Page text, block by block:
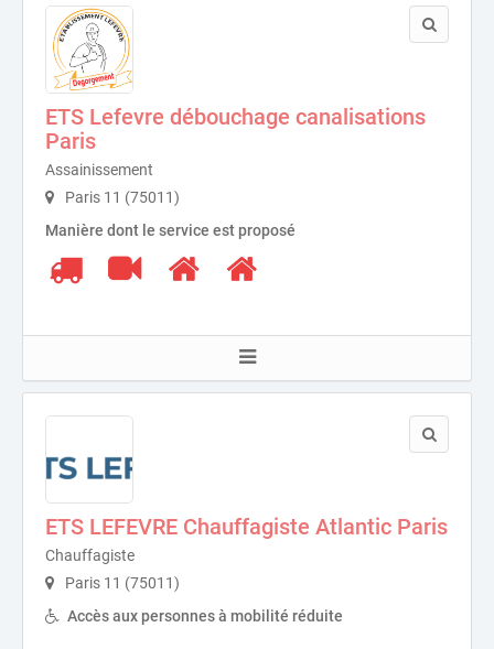
ETS Lefevre débouchage canalisations
Paris
Assainissement
Paris 11 (75011)
Manière dont le service est proposé
ETS LEFEVRE Chauffagiste Atlantic Paris
Chauffagiste
Paris 11 (75011)
Accès aux personnes à mobilité réduite